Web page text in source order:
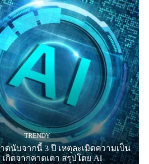
TRENDY
ดนับจากนี้ 3 ปี เหตุละเมิดความเป็น
กิดจากคาดเดา สรุปโดย AI